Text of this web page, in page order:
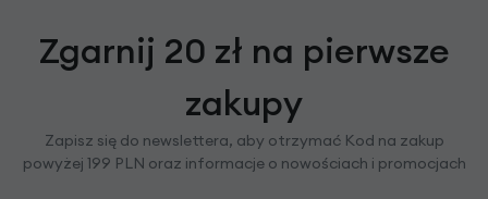
Zgarnij 20 zł na pierwsze
zakupy
Zapisz się do newslettera, aby otrzymać Kod na zakup
powyżej 199 PLN oraz informacje o nowościach i promocjach